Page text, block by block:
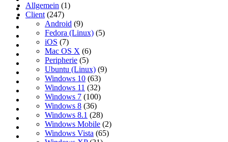
Allgemein (1)
Client (247)
Android (9)
Fedora (Linux) (5)
iOS (7)
Mac OS X (6)
Peripherie (5)
Ubuntu (Linux) (9)
Windows 10 (63)
Windows 11 (32)
Windows 7 (100)
Windows 8 (36)
Windows 8.1 (28)
Windows Mobile (2)
Windows Vista (65)